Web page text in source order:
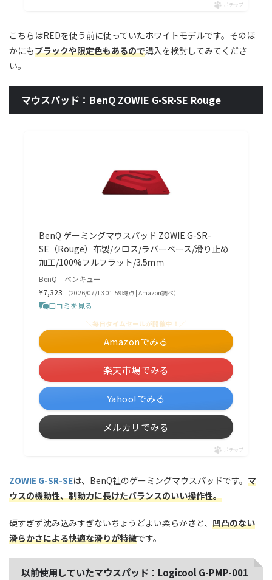
ポチップ
こちらはREDを使う前に使っていたホワイトモデルです。そのほ
かにもブラックや限定色もあるので購入を検討してみてくださ
い。
マウスパッド：BenQ ZOWIE G-SR-SE Rouge
BenQ ゲーミングマウスパッド ZOWIE G-SR-
SE（Rouge）布製/クロス/ラバーベース/滑り止め
加工/100%フルフラット/3.5ｍｍ
BenQ｜ベンキュー
¥7,323
（2026/07/13 01:59時点 | Amazon調べ）
口コミを見る
＼毎日タイムセールが開催中！／
Amazonでみる
楽天市場でみる
Yahoo!でみる
メルカリでみる
ポチップ
ZOWIE G-SR-SEは、BenQ社のゲーミングマウスパッドです。 マ
ウスの機動性、制動力に長けたバランスのいい操作性。
硬すぎず沈み込みすぎないちょうどよい柔らかさと、 凹凸のない
滑らかさによる快適な滑りが特徴です。
以前使用していたマウスパッド：Logicool G-PMP-001